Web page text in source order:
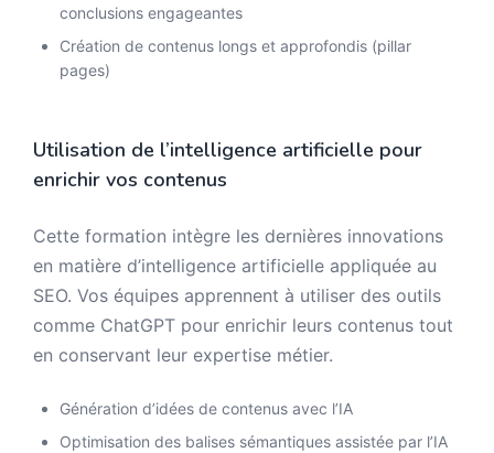
conclusions engageantes
Création de contenus longs et approfondis (pillar
pages)
Utilisation de l’intelligence artificielle pour
enrichir vos contenus
Cette formation intègre les dernières innovations
en matière d’intelligence artificielle appliquée au
SEO. Vos équipes apprennent à utiliser des outils
comme ChatGPT pour enrichir leurs contenus tout
en conservant leur expertise métier.
Génération d’idées de contenus avec l’IA
Optimisation des balises sémantiques assistée par l’IA